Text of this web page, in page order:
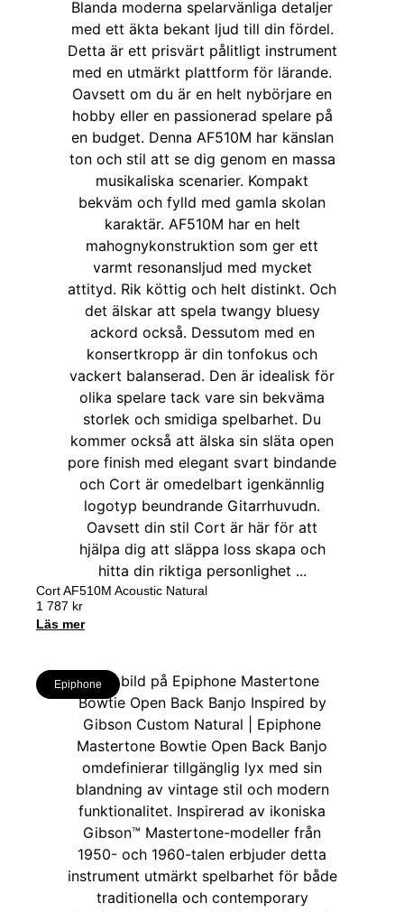
Cort AF510M Acoustic Natural
1 787 kr
Läs mer
Epiphone